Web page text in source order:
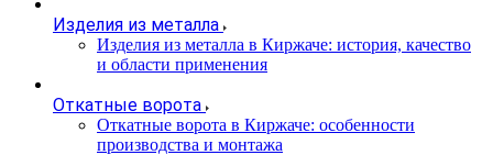
Изделия из металла
Изделия из металла в Киржаче: история, качество
и области применения
Откатные ворота
Откатные ворота в Киржаче: особенности
производства и монтажа